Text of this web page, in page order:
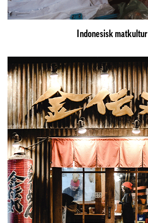
Indonesisk matkultur